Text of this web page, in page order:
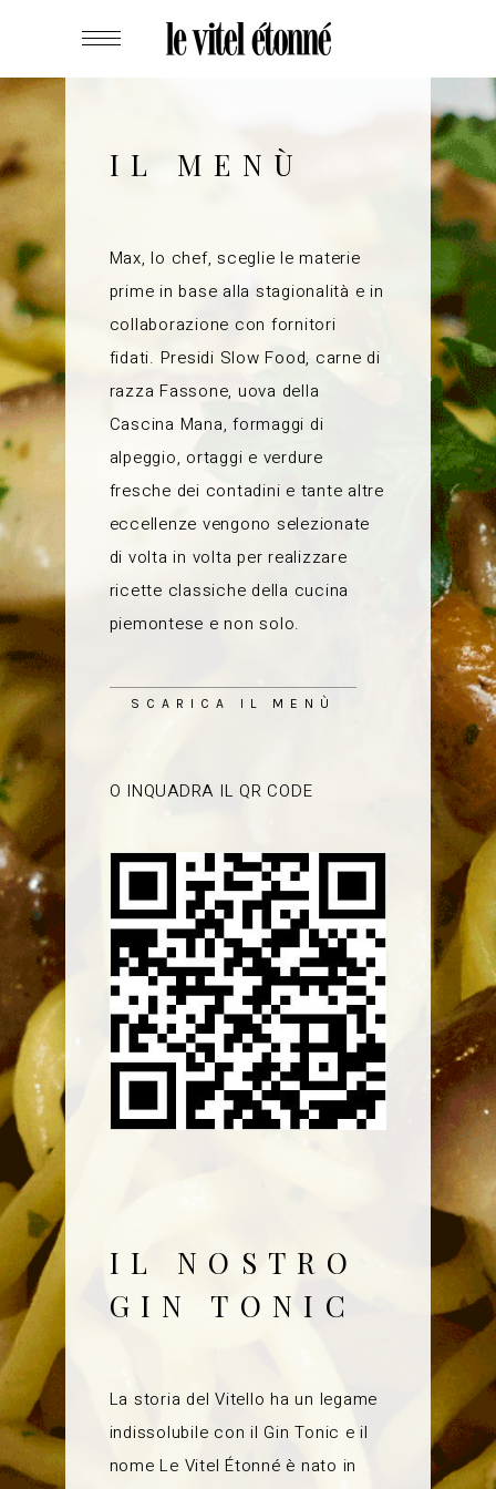
IL MENÙ
Max, lo chef, sceglie le materie
prime in base alla stagionalità e in
collaborazione con fornitori
fidati. Presidi Slow Food, carne di
razza Fassone, uova della
Cascina Mana, formaggi di
alpeggio, ortaggi e verdure
fresche dei contadini e tante altre
eccellenze vengono selezionate
di volta in volta per realizzare
ricette classiche della cucina
piemontese e non solo.
SCARICA IL MENÙ
O INQUADRA IL QR CODE
IL NOSTRO
GIN TONIC
La storia del Vitello ha un legame
indissolubile con il Gin Tonic e il
nome Le Vitel Étonné è nato in